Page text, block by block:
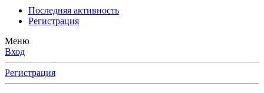
Последняя активность
Регистрация
Меню
Вход
Регистрация